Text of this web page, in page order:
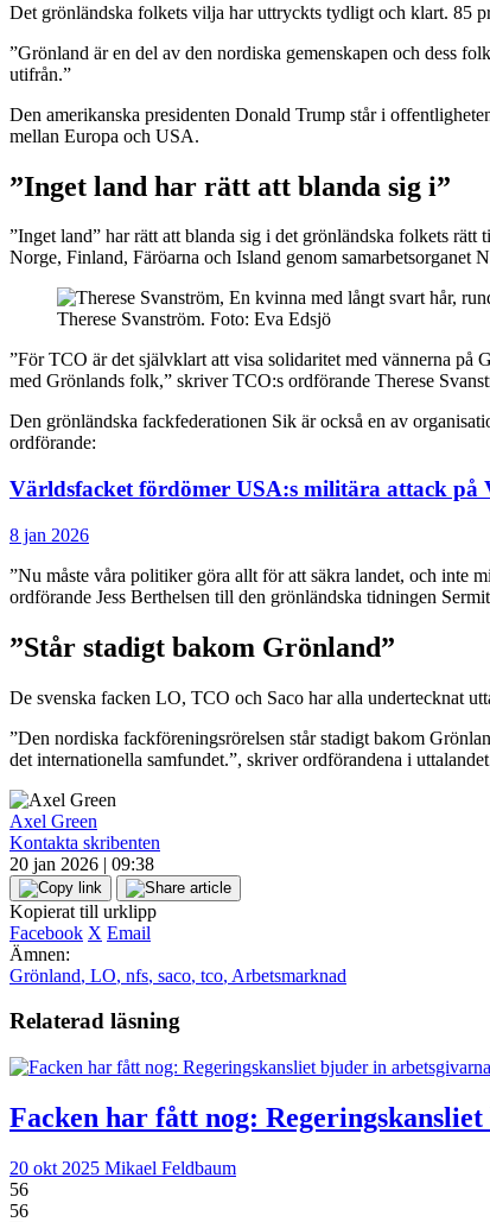
Det grönländska folkets vilja har uttryckts tydligt och klart. 85
”Grönland är en del av den nordiska gemenskapen och dess
utifrån.”
Den amerikanska presidenten Donald Trump står i
mellan Europa och USA.
”Inget land har rätt att blanda sig i”
”Inget land” har rätt att blanda sig i det grönländska folkets
Norge, Finland, Färöarna och Island genom samarbetsorganet
Therese Svanström. Foto: Eva Edsjö
”För TCO är det självklart att visa solidaritet med vännerna på
med Grönlands folk,” skriver TCO:s ordförande Therese
Den grönländska fackfederationen Sik är också en av
ordförande:
Världsfacket fördömer USA:s militära attack på
8 jan 2026
”Nu måste våra politiker göra allt för att säkra landet, och inte
ordförande Jess Berthelsen till den grönländska tidningen
”Står stadigt bakom Grönland”
De svenska facken LO, TCO och Saco har alla undertecknat
”Den nordiska fackföreningsrörelsen står stadigt bakom
det internationella samfundet.”, skriver ordförandena i
Axel Green
Kontakta skribenten
20 jan 2026 | 09:38
Kopierat till urklipp
Facebook X Email
Ämnen:
Grönland, LO, nfs, saco, tco, Arbetsmarknad
Relaterad läsning
Facken har fått nog:
20 okt 2025 Mikael Feldbaum
56
56